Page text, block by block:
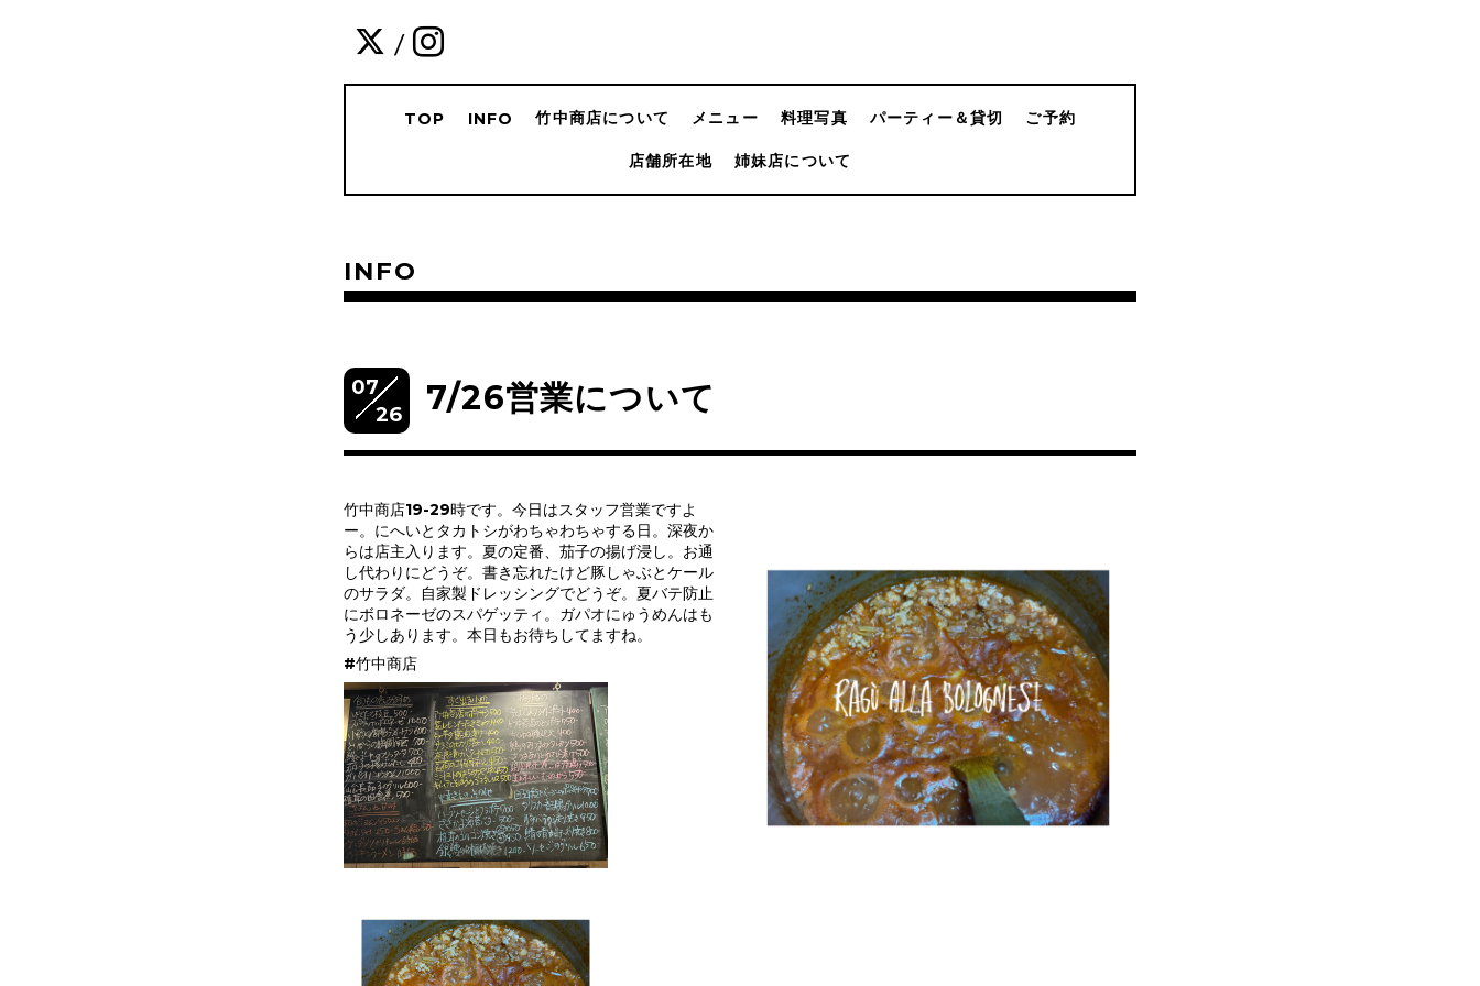
/
TOP INFO 竹中商店について メニュー 料理写真 パーティー＆貸切 ご予約
店舗所在地 姉妹店について
INFO
07
26
7/26営業について
竹中商店19-29時です。今日はスタッフ営業ですよ
ー。にへいとタカトシがわちゃわちゃする日。深夜か
らは店主入ります。夏の定番、茄子の揚げ浸し。お通
し代わりにどうぞ。書き忘れたけど豚しゃぶとケール
のサラダ。自家製ドレッシングでどうぞ。夏バテ防止
にボロネーゼのスパゲッティ。ガパオにゅうめんはも
う少しあります。本日もお待ちしてますね。
#竹中商店